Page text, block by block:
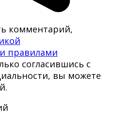
комментарий,
правилами
согласившись с
вы можете